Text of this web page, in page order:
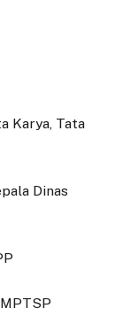
Karya, Tata
Dinas